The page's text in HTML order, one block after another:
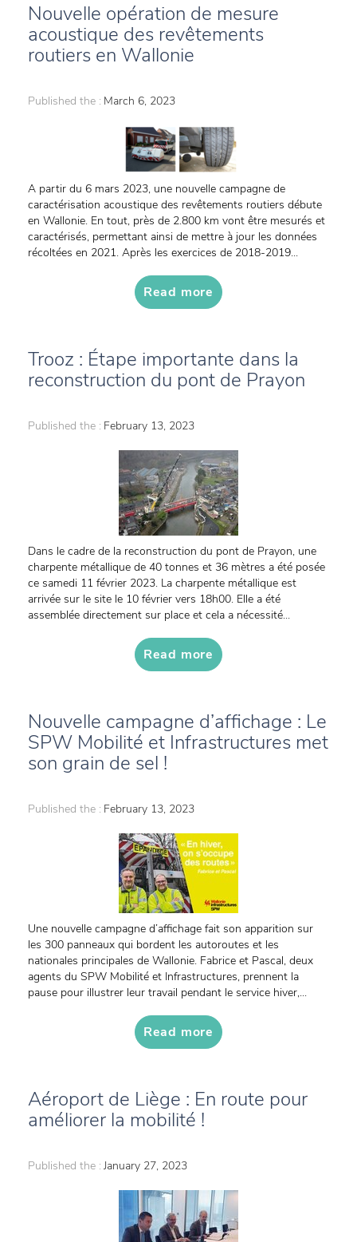
Nouvelle opération de mesure
acoustique des revêtements
routiers en Wallonie
Published the : March 6, 2023
A partir du 6 mars 2023, une nouvelle campagne de
caractérisation acoustique des revêtements routiers débute
en Wallonie. En tout, près de 2.800 km vont être mesurés et
caractérisés, permettant ainsi de mettre à jour les données
récoltées en 2021. Après les exercices de 2018-2019...
Read more
Trooz : Étape importante dans la
reconstruction du pont de Prayon
Published the : February 13, 2023
Dans le cadre de la reconstruction du pont de Prayon, une
charpente métallique de 40 tonnes et 36 mètres a été posée
ce samedi 11 février 2023. La charpente métallique est
arrivée sur le site le 10 février vers 18h00. Elle a été
assemblée directement sur place et cela a nécessité...
Read more
Nouvelle campagne d’affichage : Le
SPW Mobilité et Infrastructures met
son grain de sel !
Published the : February 13, 2023
Une nouvelle campagne d’affichage fait son apparition sur
les 300 panneaux qui bordent les autoroutes et les
nationales principales de Wallonie. Fabrice et Pascal, deux
agents du SPW Mobilité et Infrastructures, prennent la
pause pour illustrer leur travail pendant le service hiver,...
Read more
Aéroport de Liège : En route pour
améliorer la mobilité !
Published the : January 27, 2023